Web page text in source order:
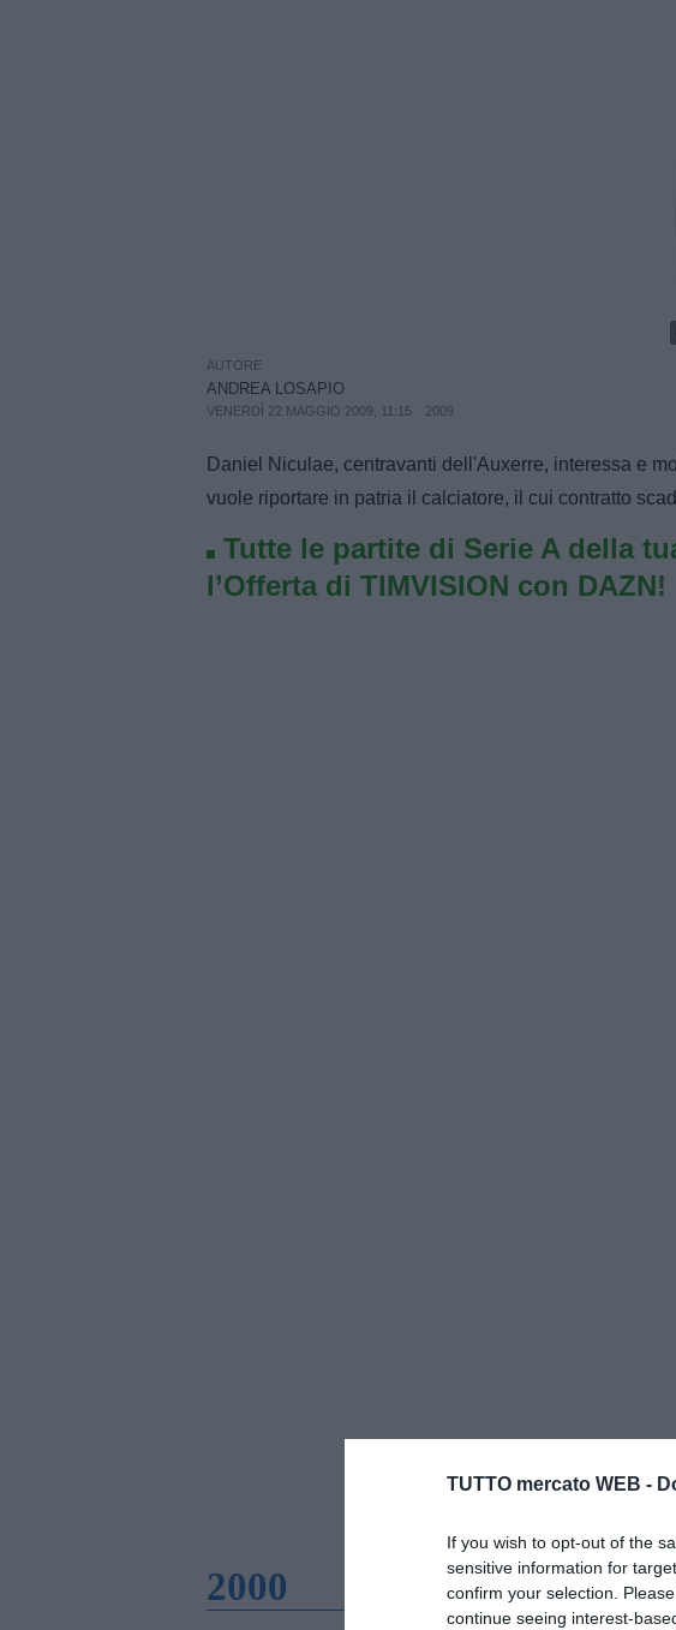
TUTTO mercato WEB -
If you wish to opt-out of the
sensitive information for
confirm your selection.
continue seeing interest-
AUTORE
ANDREA LOSAPIO
VENERDÌ 22 MAGGIO 2009, 11:15 2009
Daniel Niculae, centravanti dell'Auxerre, interessa e
vuole riportare in patria il calciatore, il cui contratto
Tutte le partite di Serie A della
l’Offerta di TIMVISION con DAZN!
2000